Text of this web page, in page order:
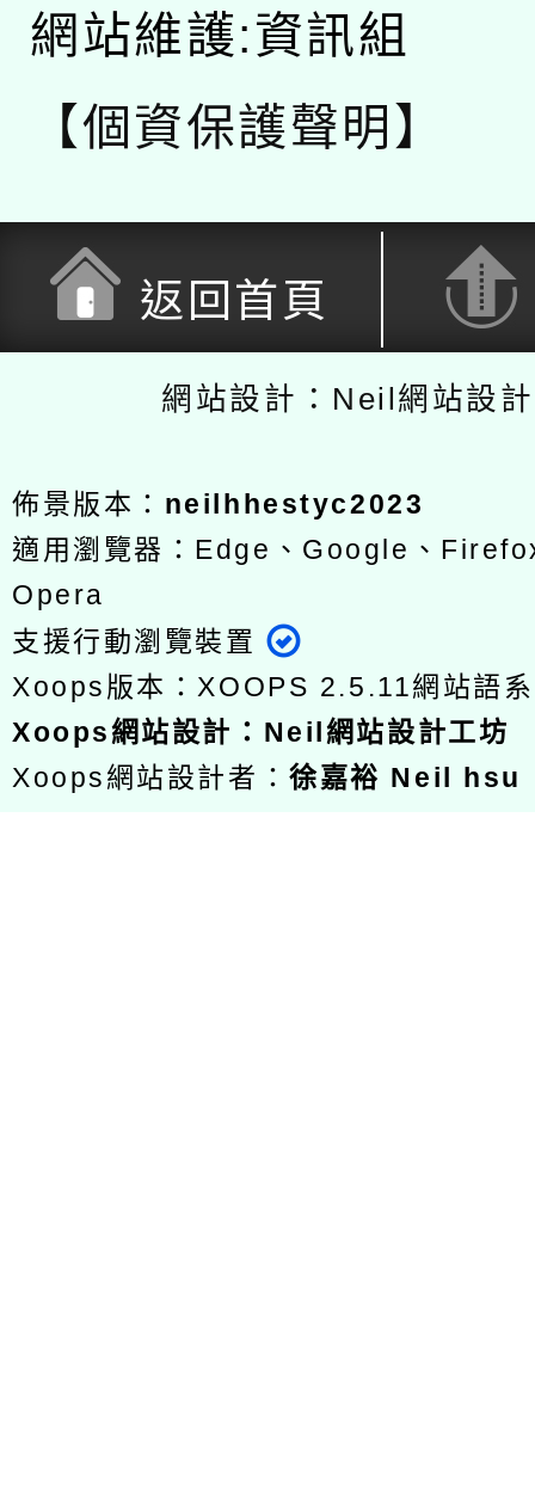
網站維護:資訊組
【個資保護聲明】
返回首頁
網站設計：Neil網站設
佈景版本： neilhhestyc2023
適用瀏覽器：Edge、Google、
Opera
支援行動瀏覽裝置
Xoops版本：XOOPS 2.5.11網站語
Xoops網站設計 ： Neil網站設計工坊
Xoops網站設計者：徐嘉裕 Neil hsu